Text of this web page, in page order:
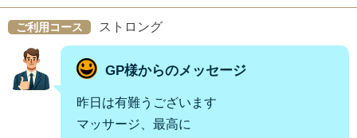
ご利用コース ストロング
GP様からのメッセージ
昨日は有難うございます
マッサージ、最高に